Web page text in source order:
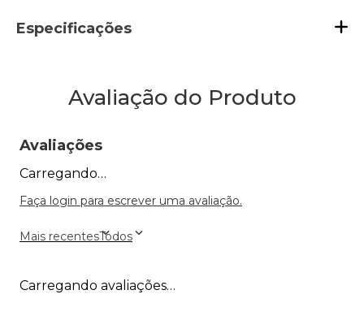
Especificações
Avaliação do Produto
Avaliações
Carregando…
Faça login para escrever uma avaliação.
Mais recentesTodos
Carregando avaliações…